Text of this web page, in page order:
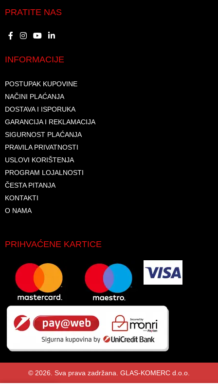
PRATITE NAS
INFORMACIJE
POSTUPAK KUPOVINE
NAČINI PLAĆANJA
DOSTAVA I ISPORUKA
GARANCIJA I REKLAMACIJA
SIGURNOST PLAĆANJA
PRAVILA PRIVATNOSTI
USLOVI KORIŠTENJA
PROGRAM LOJALNOSTI
ČESTA PITANJA
KONTAKTI
O NAMA
PRIHVAĆENE KARTICE
© 2026. Sva prava zadržana. GLAS-KOMERC d.o.o.